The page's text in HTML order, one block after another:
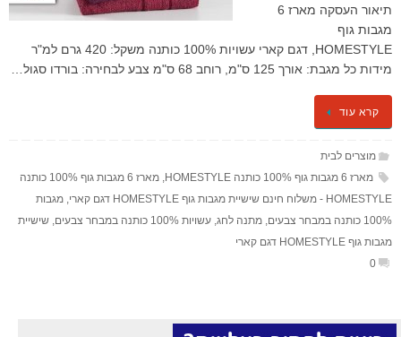
תיאור העסקה מארז 6
מגבות גוף
HOMESTYLE, דגם קארי עשויות 100% כותנה משקל: 420 גרם למ"ר
מידות כל מגבת: אורך 125 ס"מ, רוחב 68 ס"מ צבע לבחירה: בורדו סגול…
קרא עוד
מוצרים לבית
מארז 6 מגבות גוף 100% כותנה HOMESTYLE
מארז 6 מגבות גוף 100% כותנה
HOMESTYLE - משלוח חינם שישיית מגבות גוף HOMESTYLE דגם קארי
מגבות
100% כותנה במבחר צבעים
מתנה לחג עשויות 100% כותנה במבחר צבעים
שישיית
מגבות גוף HOMESTYLE דגם קארי
0